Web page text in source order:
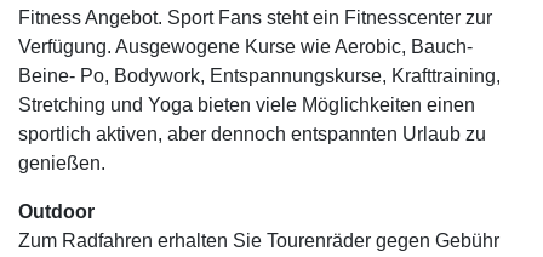
Fitness Angebot. Sport Fans steht ein Fitnesscenter zur
Verfügung. Ausgewogene Kurse wie Aerobic, Bauch-
Beine- Po, Bodywork, Entspannungskurse, Krafttraining,
Stretching und Yoga bieten viele Möglichkeiten einen
sportlich aktiven, aber dennoch entspannten Urlaub zu
genießen.
Outdoor
Zum Radfahren erhalten Sie Tourenräder gegen Gebühr